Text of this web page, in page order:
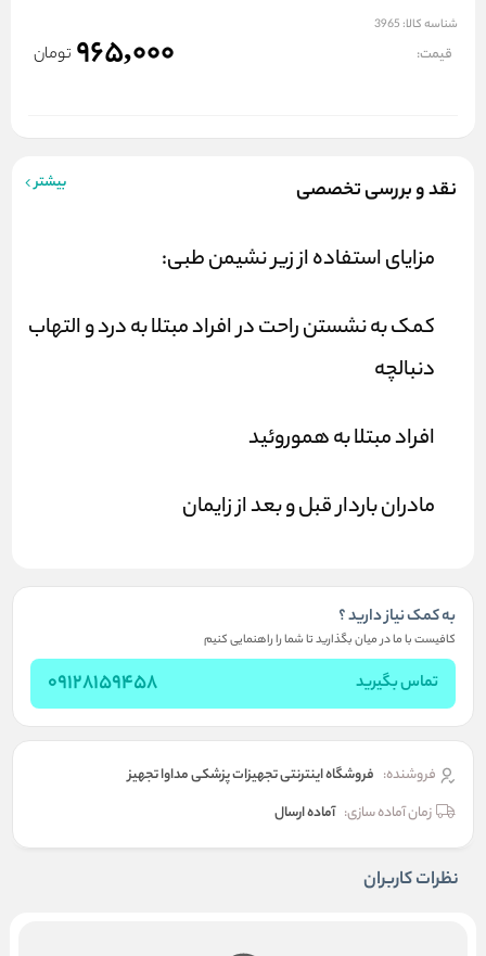
شناسه کالا: 3965
قیمت: 965,000 تومان
نقد و بررسی تخصصی بیشتر
مزایای استفاده از زیر نشیمن طبی:
کمک به نشستن راحت در افراد مبتلا به درد و التهاب
دنبالچه
افراد مبتلا به هموروئید
مادران باردار قبل و بعد از زایمان
به کمک نیاز دارید ؟
کافیست با ما در میان بگذارید تا شما را راهنمایی کنیم
تماس بگیرید 09128159458
فروشنده: فروشگاه اینترنتی تجهیزات پزشکی مداوا تجهیز
زمان آماده سازی: آماده ارسال
نظرات کاربران